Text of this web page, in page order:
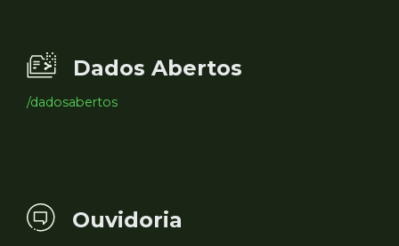
Dados Abertos
/dadosabertos
Ouvidoria